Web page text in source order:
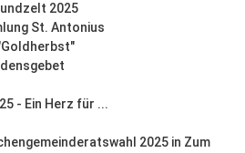
2025
St. Antonius
- Ein Herz für ...
2025 in Zum